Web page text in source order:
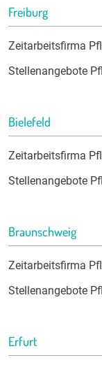
Freiburg
Zeitarbeitsfirma
Stellenangebote
Bielefeld
Zeitarbeitsfirma
Stellenangebote
Braunschweig
Zeitarbeitsfirma
Stellenangebote
Erfurt